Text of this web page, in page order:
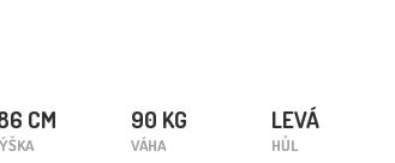
CM 90 KG
VÁHA
LEVÁ
HŮL